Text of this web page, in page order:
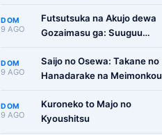
DOM
9 AGO
Futsutsuka na Akujo dewa
Gozaimasu ga: Suuguu
DOM
9 AGO
Saijo no Osewa: Takane no
Hanadarake na Meimonkou
(Seikatsu Nouryoku Kaimu)
wo Kagenagara Osewa suru
DOM
9 AGO
Kuroneko to Majo no
Kyoushitsu